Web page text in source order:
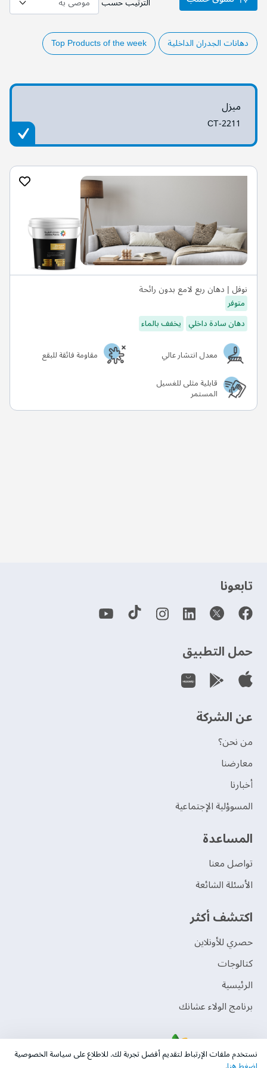
دهانات الجدران الداخلية Top Products of the week
ميزل
CT-2211
نوفل | دهان ربع لامع بدون رائحة
متوفر
دهان سادة داخلي يخفف بالماء
معدل انتشار عالي
مقاومة فائقة للبقع
قابلية مثلى للغسيل
المستمر
‫تابعونا‬
حمل التطبيق
عن الشركة
من نحن؟
‫معارضنا‬
‫أخبارنا‬
المسوؤلية الإجتماعية
‫المساعدة‬
تواصل معنا
الأسئلة الشائعة
اكتشف أكثر
حصري للأونلاين
‫كتالوجات‬
الرئيسية
برنامج الولاء عشانك
نستخدم ملفات الإرتباط لتقديم أفضل تجربة لك. للاطلاع على سياسة الخصوصية